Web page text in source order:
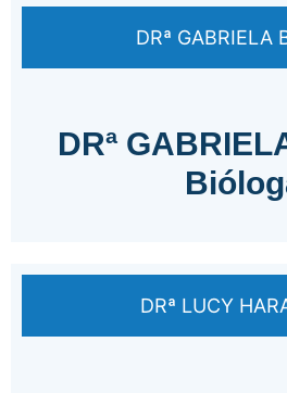
DRª GABRIELA
DRª
DRª LUCY